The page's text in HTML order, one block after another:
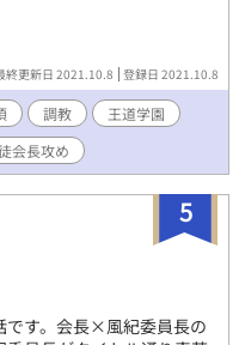
終更新日 2021.10.8 登録日 2021.10.8
調教
王道学園
会長攻め
5
です。会長×風紀委員長の